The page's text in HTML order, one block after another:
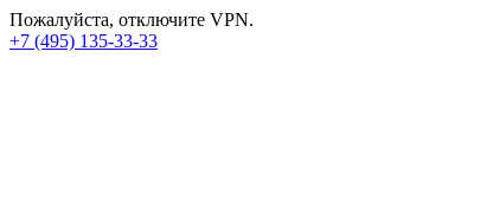
Пожалуйста, отключите VPN.
+7 (495) 135-33-33